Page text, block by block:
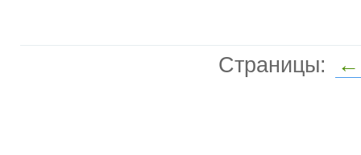
Страницы: ←